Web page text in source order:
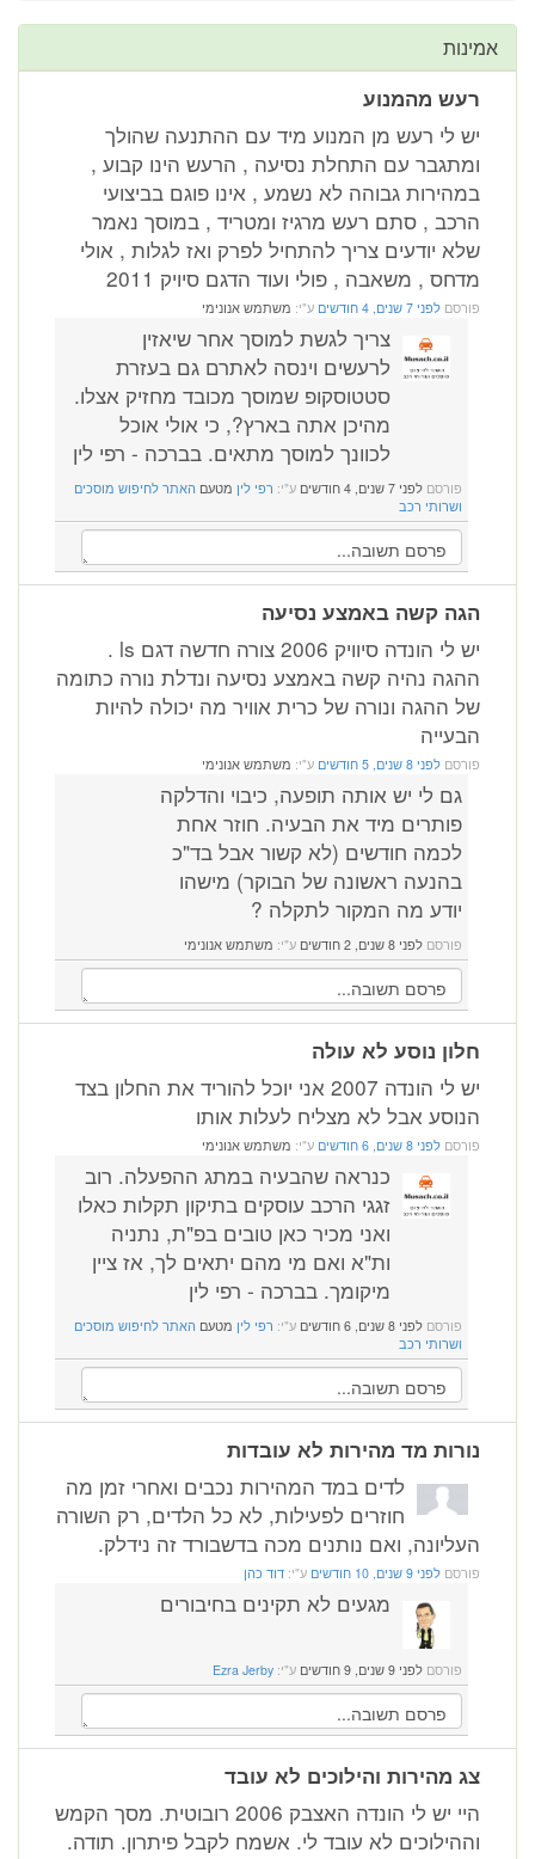
אמינות
רעש מהמנוע
יש לי רעש מן המנוע מיד עם ההתנעה שהולך
ומתגבר עם התחלת נסיעה , הרעש הינו קבוע ,
במהירות גבוהה לא נשמע , אינו פוגם בביצועי
הרכב , סתם רעש מרגיז ומטריד , במוסך נאמר
שלא יודעים צריך להתחיל לפרק ואז לגלות , אולי
מדחס , משאבה , פולי ועוד הדגם סיויק 2011
פורסם לפני 7 שנים, 4 חודשים ע"י: משתמש אנונימי
צריך לגשת למוסך אחר שיאזין
לרעשים וינסה לאתרם גם בעזרת
סטטוסקופ שמוסך מכובד מחזיק אצלו.
מהיכן אתה בארץ?, כי אולי אוכל
לכוונך למוסך מתאים. בברכה - רפי לין
פורסם לפני 7 שנים, 4 חודשים ע"י: רפי לין מטעם האתר לחיפוש מוסכים
ושרותי רכב
הגה קשה באמצע נסיעה
יש לי הונדה סיוויק 2006 צורה חדשה דגם ls .
ההגה נהיה קשה באמצע נסיעה ונדלת נורה כתומה
של ההגה ונורה של כרית אוויר מה יכולה להיות
הבעייה
פורסם לפני 8 שנים, 5 חודשים ע"י: משתמש אנונימי
גם לי יש אותה תופעה, כיבוי והדלקה
פותרים מיד את הבעיה. חוזר אחת
לכמה חודשים (לא קשור אבל בד"כ
בהנעה ראשונה של הבוקר) מישהו
יודע מה המקור לתקלה ?
פורסם לפני 8 שנים, 2 חודשים ע"י: משתמש אנונימי
חלון נוסע לא עולה
יש לי הונדה 2007 אני יוכל להוריד את החלון בצד
הנוסע אבל לא מצליח לעלות אותו
פורסם לפני 8 שנים, 6 חודשים ע"י: משתמש אנונימי
כנראה שהבעיה במתג ההפעלה. רוב
זגגי הרכב עוסקים בתיקון תקלות כאלו
ואני מכיר כאן טובים בפ"ת, נתניה
ות"א ואם מי מהם יתאים לך, אז ציין
מיקומך. בברכה - רפי לין
פורסם לפני 8 שנים, 6 חודשים ע"י: רפי לין מטעם האתר לחיפוש מוסכים
ושרותי רכב
נורות מד מהירות לא עובדות
לדים במד המהירות נכבים ואחרי זמן מה
חוזרים לפעילות, לא כל הלדים, רק השורה
העליונה, ואם נותנים מכה בדשבורד זה נידלק.
פורסם לפני 9 שנים, 10 חודשים ע"י: דוד כהן
מגעים לא תקינים בחיבורים
פורסם לפני 9 שנים, 9 חודשים ע"י: Ezra Jerby
צג מהירות והילוכים לא עובד
היי יש לי הונדה האצבק 2006 רובוטית. מסך הקמש
וההילוכים לא עובד לי. אשמח לקבל פיתרון. תודה.